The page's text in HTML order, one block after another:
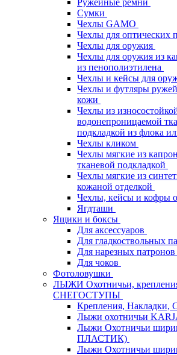
Ружейные ремни
Сумки
Чехлы GAMO
Чехлы для оптических
Чехлы для оружия
Чехлы для оружия из
из пенополиэтилена
Чехлы и кейсы для
Чехлы и футляры
кожи
Чехлы из
водонепроницаемой
подкладкой из флока
Чехлы кликом
Чехлы мягкие из
тканевой подкладкой
Чехлы мягкие из
кожаной отделкой
Чехлы, кейсы и кофры
Ягдташи
Ящики и боксы
Для аксессуаров
Для гладкоствольных
Для нарезных патронов
Для чоков
Фотоловушки
ЛЫЖИ Охотничьи,
СНЕГОСТУПЫ
Крепления, Накладки,
Лыжи охотничьи
Лыжи Охотничьи
ПЛАСТИК)
Лыжи Охотничьи